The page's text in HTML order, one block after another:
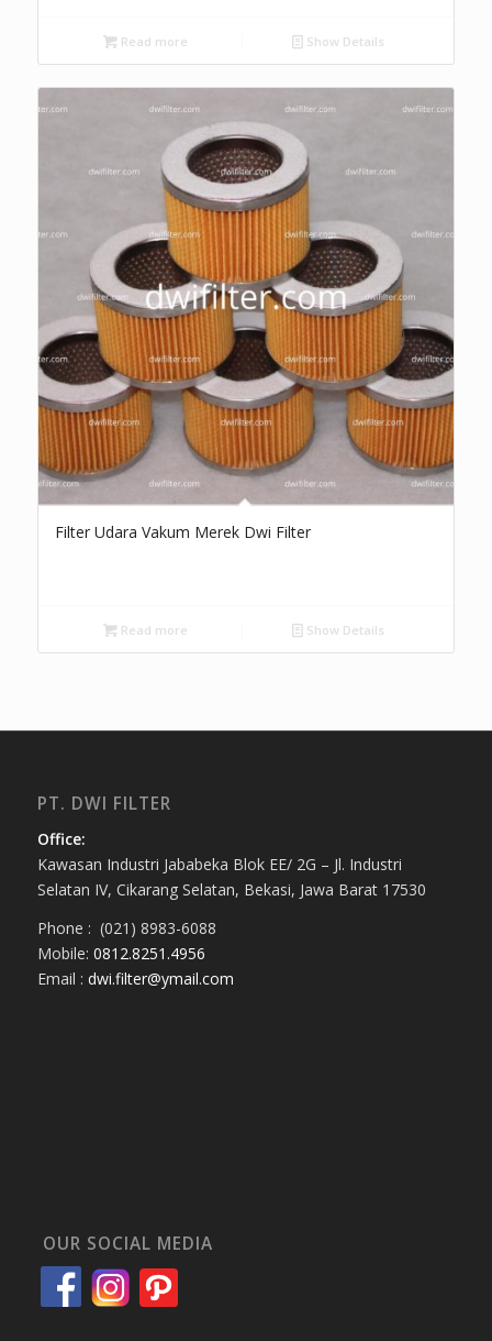
Read more Show Details
Filter Udara Vakum Merek Dwi Filter
Read more Show Details
PT. DWI FILTER
Office:
Kawasan Industri Jababeka Blok EE/ 2G – Jl. Industri
Selatan IV, Cikarang Selatan, Bekasi, Jawa Barat 17530
Phone : (021) 8983-6088
Mobile: 0812.8251.4956
Email : dwi.filter@ymail.com
OUR SOCIAL MEDIA